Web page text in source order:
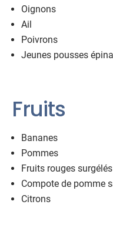
Oignons
Ail
Poivrons
Jeunes pousses
Fruits
Bananes
Pommes
Fruits rouges surgélés
Compote de pomme
Citrons